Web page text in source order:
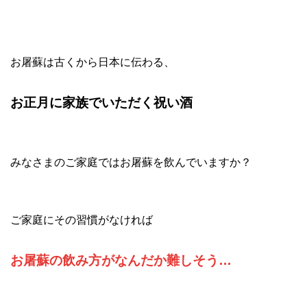
お屠蘇は古くから日本に伝わる、
お正月に家族でいただく祝い酒
みなさまのご家庭ではお屠蘇を飲んでいますか？
ご家庭にその習慣がなければ
お屠蘇の飲み方がなんだか難しそう…